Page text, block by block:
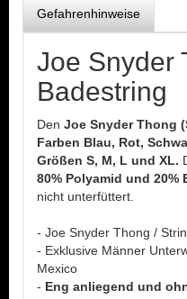
Gefahrenhinweise
Joe Snyder
Badestring
Den Joe Snyder Thong
Farben Blau, Rot,
Größen S, M, L und XL.
80% Polyamid und 20%
nicht unterfüttert.
- Joe Snyder Thong /
- Exklusive Männer
Mexico
- Eng anliegend und